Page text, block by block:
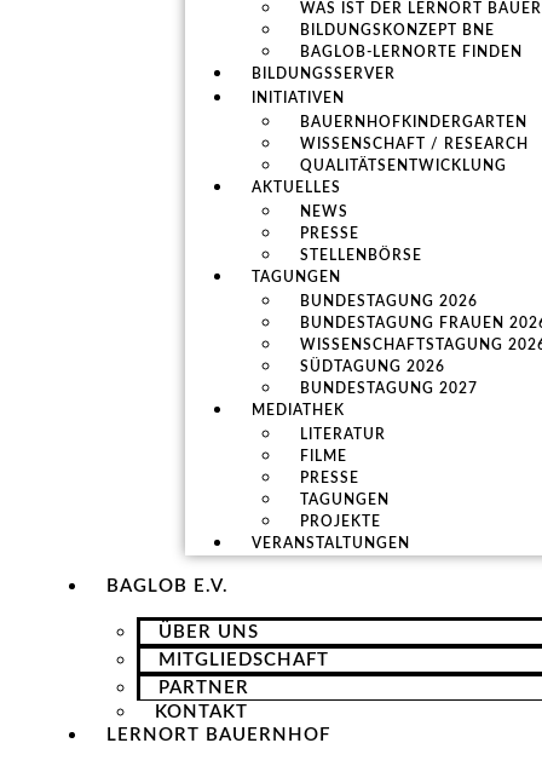
WAS IST DER LERNORT
BILDUNGSKONZEPT BNE
BAGLOB-LERNORTE FINDEN
BILDUNGSSERVER
INITIATIVEN
BAUERNHOFKINDERGARTEN
WISSENSCHAFT / RESEARCH
QUALITÄTSENTWICKLUNG
AKTUELLES
NEWS
PRESSE
STELLENBÖRSE
TAGUNGEN
BUNDESTAGUNG 2026
BUNDESTAGUNG FRAUEN
WISSENSCHAFTSTAGUNG
SÜDTAGUNG 2026
BUNDESTAGUNG 2027
MEDIATHEK
LITERATUR
FILME
PRESSE
TAGUNGEN
PROJEKTE
VERANSTALTUNGEN
BAGLOB E.V.
ÜBER UNS
MITGLIEDSCHAFT
PARTNER
KONTAKT
LERNORT BAUERNHOF